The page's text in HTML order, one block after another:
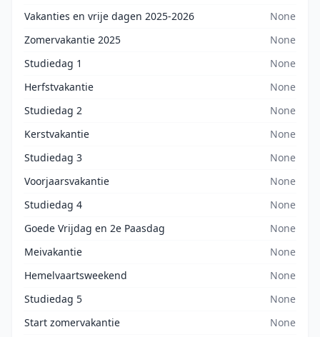
Vakanties en vrije dagen 2025-2026
None
Zomervakantie 2025
None
Studiedag 1
None
Herfstvakantie
None
Studiedag 2
None
Kerstvakantie
None
Studiedag 3
None
Voorjaarsvakantie
None
Studiedag 4
None
Goede Vrijdag en 2e Paasdag
None
Meivakantie
None
Hemelvaartsweekend
None
Studiedag 5
None
Start zomervakantie
None